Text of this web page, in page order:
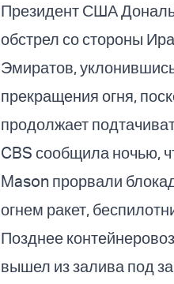
Президент США
обстрел со стороны
Эмиратов,
прекращения огня,
продолжает
CBS сообщила ночью,
Mason прорвали
огнем ракет,
Позднее
вышел из залива под